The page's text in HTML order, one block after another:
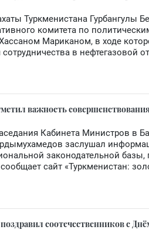
Туркменистана Гурбангулы
комитета по
Мариканом, в ходе
в нефтегазовой
важность
Кабинета Министров в
заслушал
законодательной базы,
сайт «Туркменистан:
соотечественников с